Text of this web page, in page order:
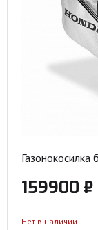
Газонокосилка
159900 ₽
Нет в наличии